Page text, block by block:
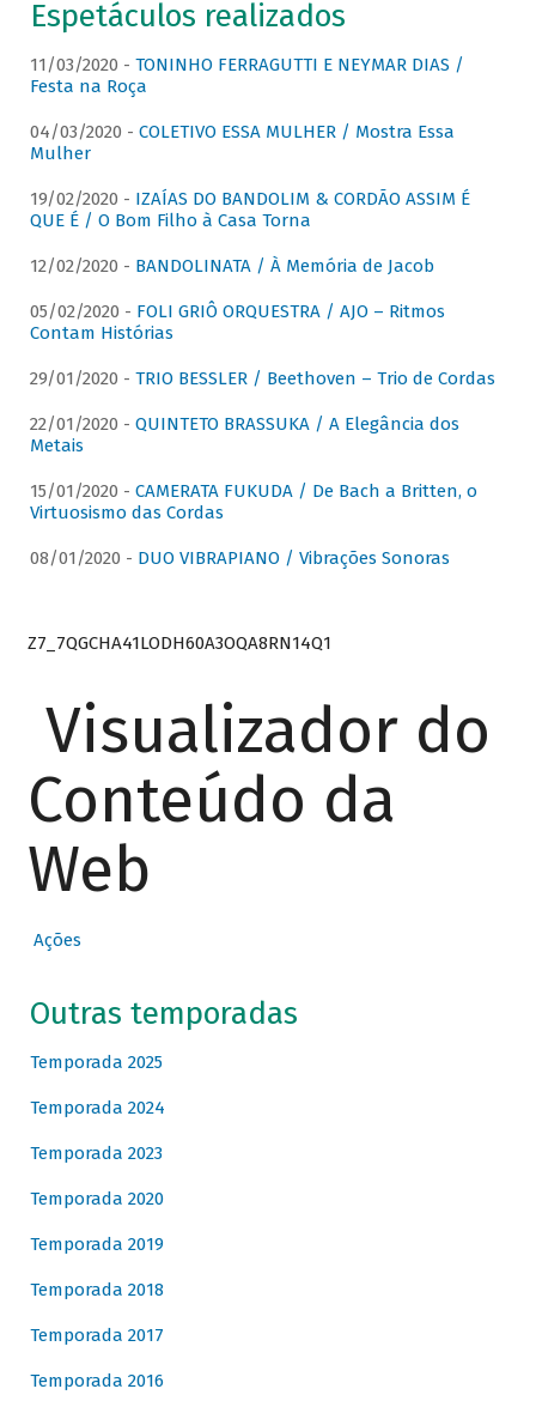
Espetáculos realizados
11/03/2020 - TONINHO FERRAGUTTI E NEYMAR DIAS /
Festa na Roça
04/03/2020 - COLETIVO ESSA MULHER / Mostra Essa
Mulher
19/02/2020 - IZAÍAS DO BANDOLIM & CORDÃO ASSIM É
QUE É / O Bom Filho à Casa Torna
12/02/2020 - BANDOLINATA / À Memória de Jacob
05/02/2020 - FOLI GRIÔ ORQUESTRA / AJO – Ritmos
Contam Histórias
29/01/2020 - TRIO BESSLER / Beethoven – Trio de Cordas
22/01/2020 - QUINTETO BRASSUKA / A Elegância dos
Metais
15/01/2020 - CAMERATA FUKUDA / De Bach a Britten, o
Virtuosismo das Cordas
08/01/2020 - DUO VIBRAPIANO / Vibrações Sonoras
Z7_7QGCHA41LODH60A3OQA8RN14Q1
Visualizador do
Conteúdo da
Web
Ações
Outras temporadas
Temporada 2025
Temporada 2024
Temporada 2023
Temporada 2020
Temporada 2019
Temporada 2018
Temporada 2017
Temporada 2016